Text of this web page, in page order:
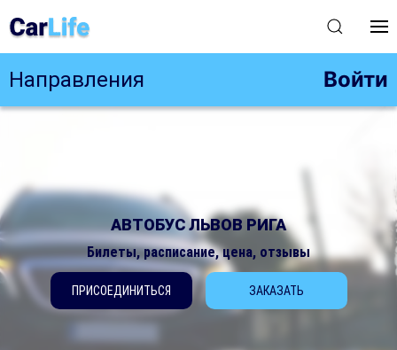
Направления Войти
АВТОБУС ЛЬВОВ РИГА
Билеты, расписание, цена, отзывы
ПРИСОЕДИНИТЬСЯ ЗАКАЗАТЬ